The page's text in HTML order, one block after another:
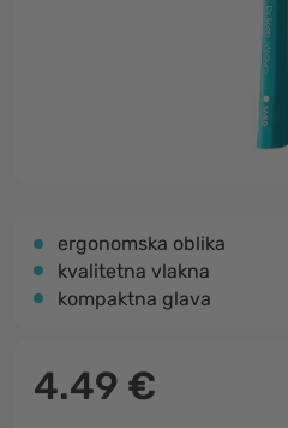
ergonomska oblika
kvalitetna vlakna
kompaktna glava
4.49 €